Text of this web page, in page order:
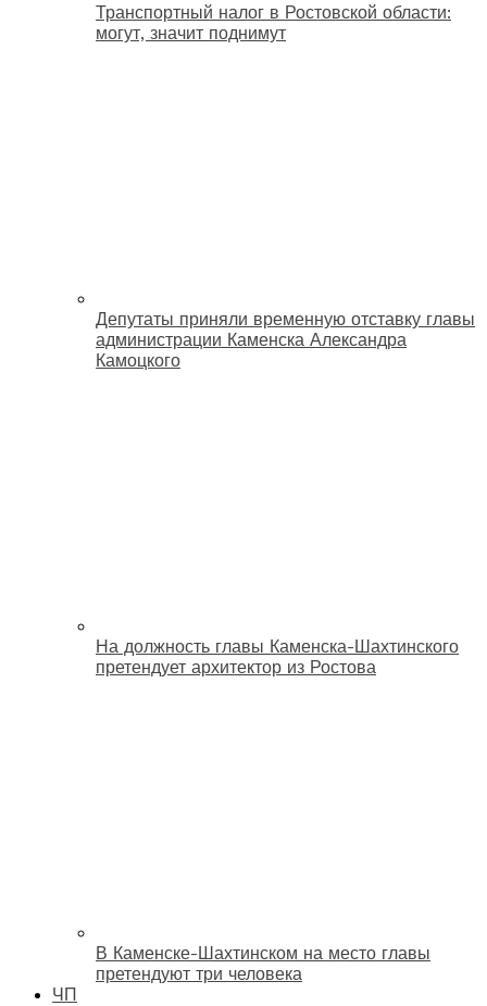
Транспортный налог в Ростовской области:
могут, значит поднимут
Депутаты приняли временную отставку главы
администрации Каменска Александра
Камоцкого
На должность главы Каменска-Шахтинского
претендует архитектор из Ростова
В Каменске-Шахтинском на место главы
претендуют три человека
ЧП